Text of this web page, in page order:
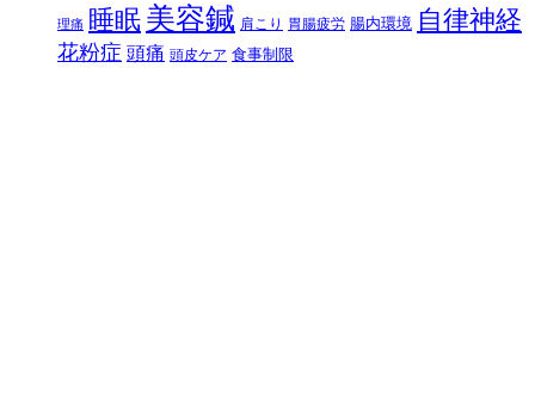
理痛 睡眠 美容鍼 肩こり 胃腸疲労 腸内環境 自律神経
花粉症 頭痛 頭皮ケア 食事制限